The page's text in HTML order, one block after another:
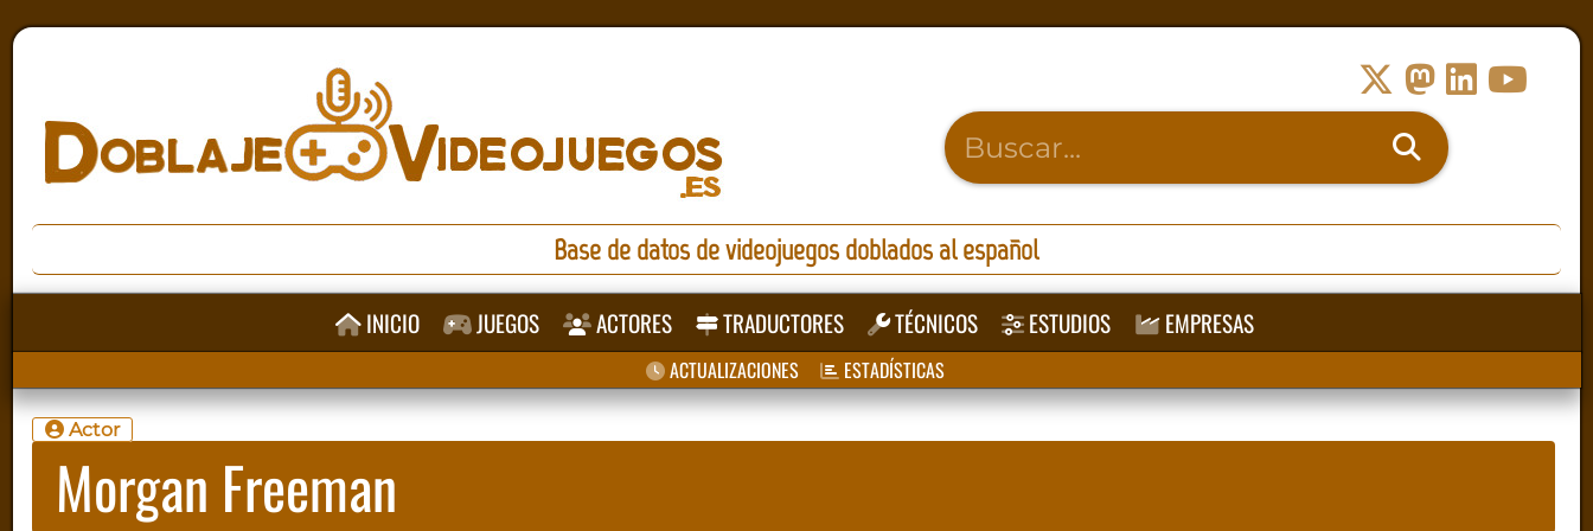
Base de datos de videojuegos doblados al español
INICIO JUEGOS ACTORES TRADUCTORES TÉCNICOS ESTUDIOS EMPRESAS
ACTUALIZACIONES ESTADÍSTICAS
Actor
Morgan Freeman